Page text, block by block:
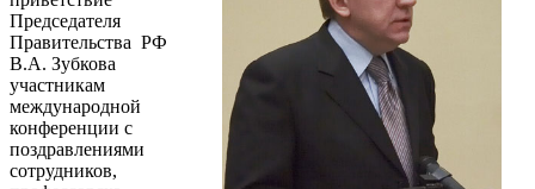
Председателя
Правительства РФ
В.А. Зубкова
участникам
международной
конференции с
поздравлениями
сотрудников,